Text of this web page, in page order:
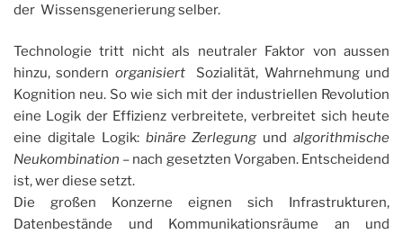
der Wissensgenerierung selber.
Technologie tritt nicht als neutraler Faktor von aussen
hinzu, sondern organisiertSozialität, Wahrnehmung und
Kognition neu. So wie sich mit der industriellen Revolution
eine Logik der Effizienz verbreitete, verbreitet sich heute
eine digitale Logik: binäre Zerlegung undalgorithmische
Neukombination – nach gesetzten Vorgaben. Entscheidend
ist, wer diese setzt.
Die großen Konzerne eignen sich Infrastrukturen,
Datenbestände und Kommunikationsräume an und